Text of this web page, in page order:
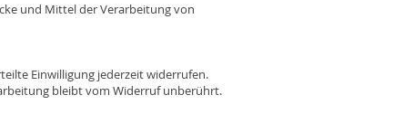
und Mittel der Verarbeitung von
Einwilligung jederzeit widerrufen.
bleibt vom Widerruf unberührt.